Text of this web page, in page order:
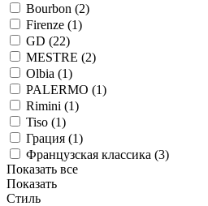
Bourbon (2)
Firenze (1)
GD (22)
MESTRE (2)
Olbia (1)
PALERMO (1)
Rimini (1)
Tiso (1)
Грация (1)
Французская классика (3)
Показать все
Показать
Стиль